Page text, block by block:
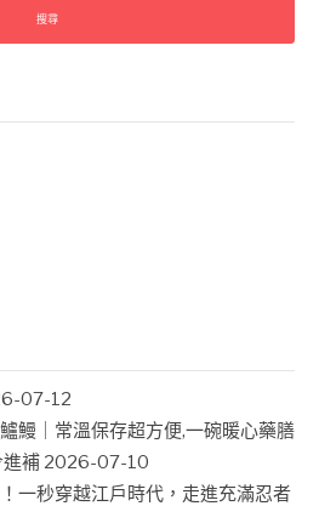
07-12
鰻｜常溫保存超方便,一碗暖心藥膳
補 2026-07-10
一秒穿越江戶時代，走進充滿忍者